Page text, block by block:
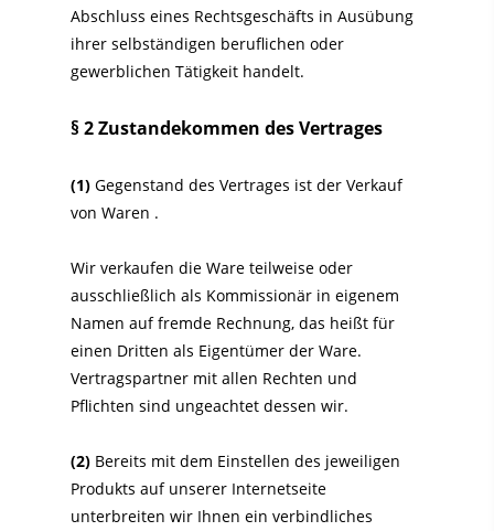
Abschluss eines Rechtsgeschäfts in Ausübung
ihrer selbständigen beruflichen oder
gewerblichen Tätigkeit handelt.
§ 2 Zustandekommen des Vertrages
(1) Gegenstand des Vertrages ist der Verkauf
von Waren .
Wir verkaufen die Ware teilweise oder
ausschließlich als Kommissionär in eigenem
Namen auf fremde Rechnung, das heißt für
einen Dritten als Eigentümer der Ware.
Vertragspartner mit allen Rechten und
Pflichten sind ungeachtet dessen wir.
(2) Bereits mit dem Einstellen des jeweiligen
Produkts auf unserer Internetseite
unterbreiten wir Ihnen ein verbindliches